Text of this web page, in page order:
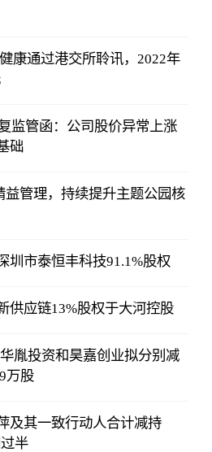
康通过港交所聆讯，2022年
监管函：公司股价异常上涨
础
管理，持续提升主题公园核
圳市泰恒丰科技91.1%股权
供应链13%股权于大河控股
胤投资和昊嘉创业拟分别减
万股
及其一致行动人合计减持
半